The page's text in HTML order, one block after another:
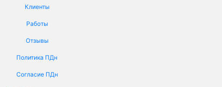
Меню в подвале
Клиенты
Работы
Отзывы
Политика ПДн
Согласие ПДн